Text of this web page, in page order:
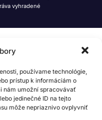
používame technológie,
prístup k informáciám o
nám umožní spracovávať
jedinečné ID na tejto
môže nepriaznivo ovplyvniť
vyhradené